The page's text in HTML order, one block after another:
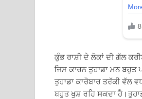
ਕੁੰਭ ਰਾਸ਼ੀ ਦੇ ਲੋਕਾਂ ਦੀ ਗੱਲ
ਜਿਸ ਕਾਰਨ ਤੁਹਾਡਾ ਮਨ ਬਹੁਤ
ਤੁਹਾਡਾ ਕਾਰੋਬਾਰ ਤਰੱਕੀ ਵੱਲ
ਬਹੁਤ ਖੁਸ਼ ਰਹਿ ਸਕਦਾ